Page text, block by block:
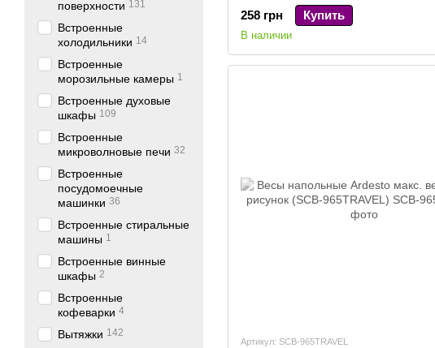
258 грн
Купить
В наличии
Артикул: SCB-965TRAVEL
поверхности 131
Встроенные
холодильники 14
Встроенные
морозильные камеры 1
Встроенные духовые
шкафы 109
Встроенные
микроволновые печи 32
Встроенные
посудомоечные
машинки 36
Встроенные стиральные
машины 1
Встроенные винные
шкафы 2
Встроенные
кофеварки 4
Вытяжки 142